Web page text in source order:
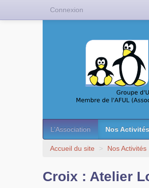
L’Association Nos Activités
Accueil du site > Nos Activités
Croix : Atelier
Connexion